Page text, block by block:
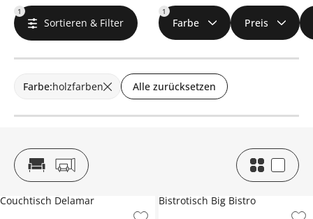
1
Sortieren & Filter
1
Farbe Preis
Farbe:holzfarben Alle zurücksetzen
Couchtisch Delamar Bistrotisch Big Bistro